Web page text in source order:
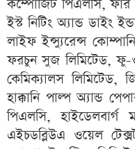
কম্পোজিট পিএলসি, ফার
ইস্ট নিটিং অ্যান্ড ডাইং
লাইফ ইন্স্যুরেন্স
ফরচুন সুজ লিমিটেড, ফু-
কেমিক্যালস লিমিটেড,
হাক্কানি পাল্প অ্যান্ড
পিএলসি, হাইডেলবার্গ
এইচডব্লিউএ ওয়েল